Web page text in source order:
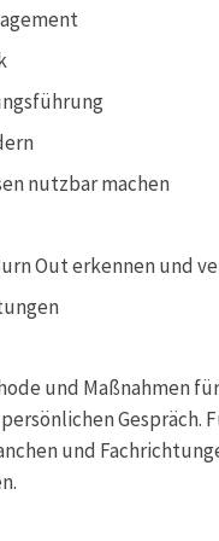
nutzbar machen
Out erkennen und
und Maßnahmen
und